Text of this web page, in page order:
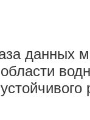
данных